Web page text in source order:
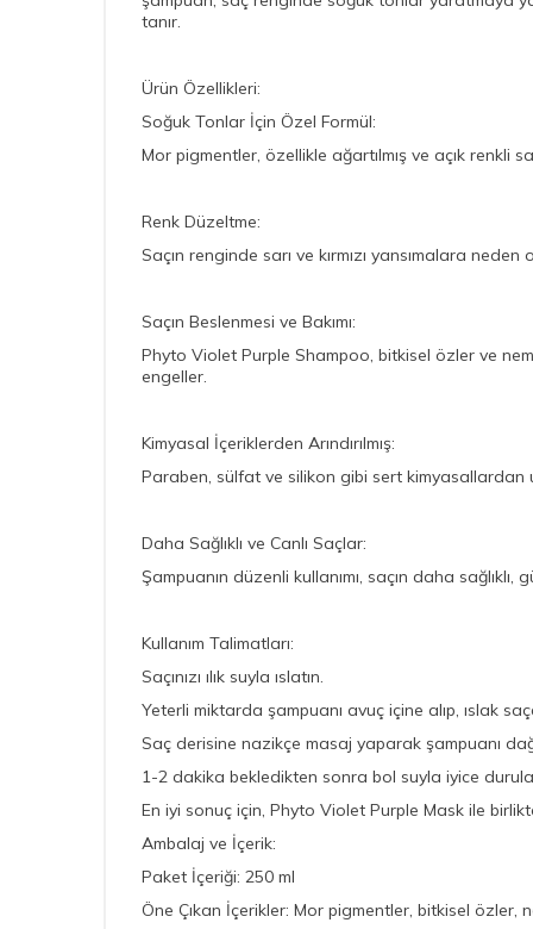
tanır.
Ürün Özellikleri:
Soğuk Tonlar İçin Özel Formül:
Mor pigmentler, özellikle ağartılmış ve açık renkli
Renk Düzeltme:
Saçın renginde sarı ve kırmızı yansımalara
Saçın Beslenmesi ve Bakımı:
Phyto Violet Purple Shampoo, bitkisel özler ve
engeller.
Kimyasal İçeriklerden Arındırılmış:
Paraben, sülfat ve silikon gibi sert kimyasallardan
Daha Sağlıklı ve Canlı Saçlar:
Şampuanın düzenli kullanımı, saçın daha sağlıklı,
Kullanım Talimatları:
Saçınızı ılık suyla ıslatın.
Yeterli miktarda şampuanı avuç içine alıp, ıslak
Saç derisine nazikçe masaj yaparak şampuanı
1-2 dakika bekledikten sonra bol suyla iyice
En iyi sonuç için, Phyto Violet Purple Mask ile
Ambalaj ve İçerik:
Paket İçeriği: 250 ml
Öne Çıkan İçerikler: Mor pigmentler, bitkisel özler,